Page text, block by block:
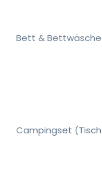
Bett & Bettwäsche
Campingset (Tisch